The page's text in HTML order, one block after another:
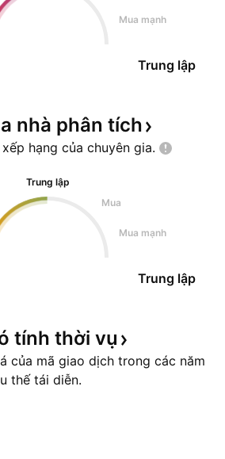
Mua mạnh
Trung lập
nhà phân tích
hạng của chuyên gia.
Trung lập
Mua
Mua mạnh
Trung lập
tính thời vụ
của mã giao dịch trong các năm
thế tái diễn.